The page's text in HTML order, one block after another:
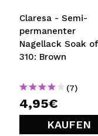
Vegan.
Claresa - Semi-
permanenter
Nagellack Soak
310: Brown
(7)
4,95€
KAUFEN